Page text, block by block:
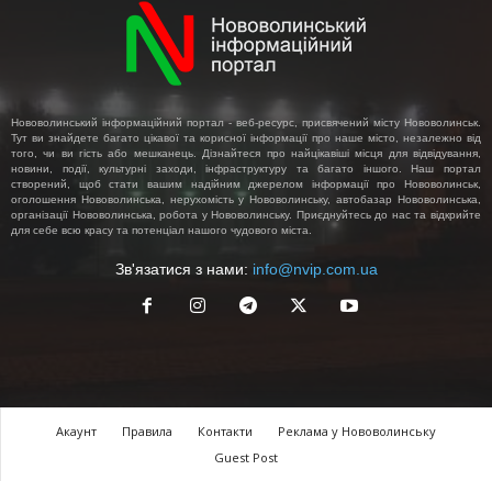
Нововолинський інформаційний портал - веб-ресурс, присвячений місту Нововолинськ.
Тут ви знайдете багато цікавої та корисної інформації про наше місто, незалежно від
того, чи ви гість або мешканець. Дізнайтеся про найцікавіші місця для відвідування,
новини, події, культурні заходи, інфраструктуру та багато іншого. Наш портал
створений, щоб стати вашим надійним джерелом інформації про Нововолинськ,
оголошення Нововолинська, нерухомість у Нововолинську, автобазар Нововолинська,
організації Нововолинська, робота у Нововолинську. Приєднуйтесь до нас та відкрийте
для себе всю красу та потенціал нашого чудового міста.
Зв'язатися з нами: info@nvip.com.ua
Акаунт Правила Контакти
Реклама у Нововолинську
Guest Post